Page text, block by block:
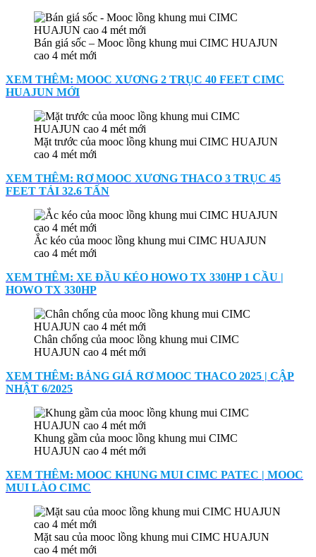
Bán giá sốc – Mooc lồng khung mui CIMC HUAJUN
cao 4 mét mới
XEM THÊM: MOOC XƯƠNG 2 TRỤC 40 FEET CIMC
HUAJUN MỚI
Mặt trước của mooc lồng khung mui CIMC HUAJUN
cao 4 mét mới
XEM THÊM: RƠ MOOC XƯƠNG THACO 3 TRỤC 45
FEET TẢI 32.6 TẤN
Ắc kéo của mooc lồng khung mui CIMC HUAJUN
cao 4 mét mới
XEM THÊM: XE ĐẦU KÉO HOWO TX 330HP 1 CẦU |
HOWO TX 330HP
Chân chống của mooc lồng khung mui CIMC
HUAJUN cao 4 mét mới
XEM THÊM: BẢNG GIÁ RƠ MOOC THACO 2025 | CẬP
NHẬT 6/2025
Khung gầm của mooc lồng khung mui CIMC
HUAJUN cao 4 mét mới
XEM THÊM: MOOC KHUNG MUI CIMC PATEC | MOOC
MUI LÀO CIMC
Mặt sau của mooc lồng khung mui CIMC HUAJUN
cao 4 mét mới